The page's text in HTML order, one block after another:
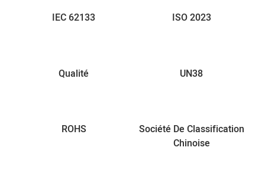
IEC 62133 ISO 2023
Qualité UN38
ROHS
Société De Classification
Chinoise